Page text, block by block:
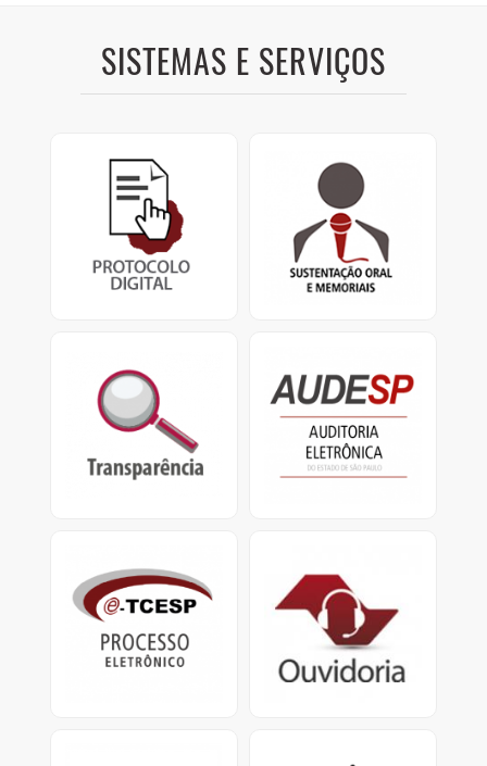
SISTEMAS E SERVIÇOS
Cadastre e consulte
documentos enviados ao
TCESP.
Memoriais
Sustentações orais dos
defensores
e apresentação de
memoriais.
Portal da Transparência
do TCESP e Portal da
Transparência Municipal
O Sistema de Auditoria
Eletrônica visa coletar
dados das entidades
jurisdicionadas.
Sistema de Processo
Eletrônico
Ouvidoria do
TCESP: Central de
Atendimento
0800.800.7575